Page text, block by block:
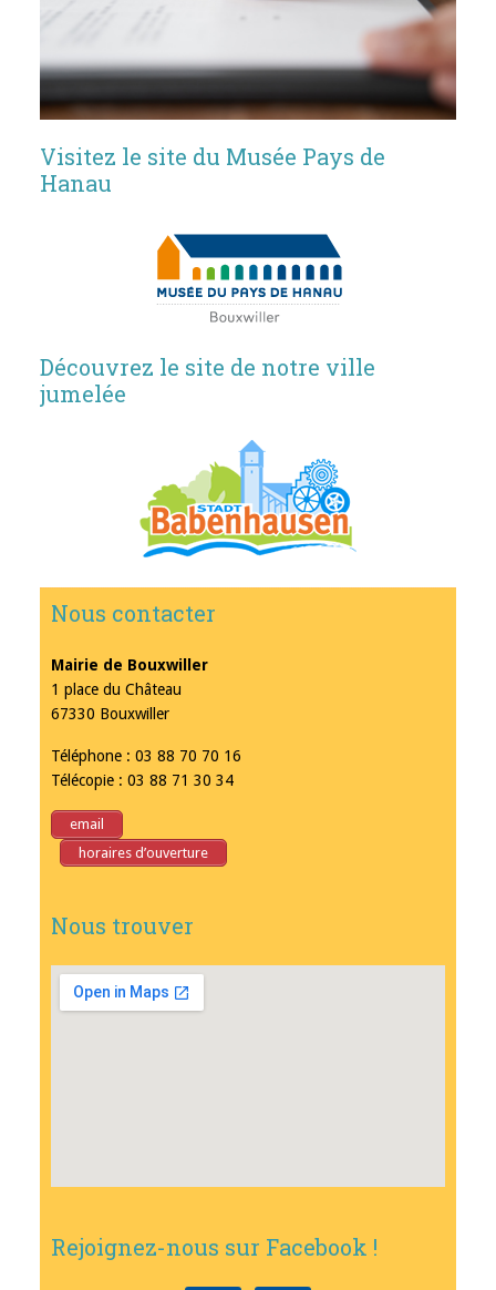
Visitez le site du Musée Pays de
Hanau
Découvrez le site de notre ville
jumelée
Nous contacter
Mairie de Bouxwiller
1 place du Château
67330 Bouxwiller
Téléphone : 03 88 70 70 16
Télécopie : 03 88 71 30 34
email
horaires d’ouverture
Nous trouver
Rejoignez-nous sur Facebook !